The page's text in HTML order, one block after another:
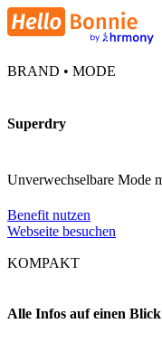
BRAND • MODE
Superdry
Unverwechselbare Mode
Benefit nutzen
Webseite besuchen
KOMPAKT
Alle Infos auf einen Blick